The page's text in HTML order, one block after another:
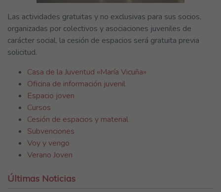
Las actividades gratuitas y no exclusivas para sus socios,
organizadas por colectivos y asociaciones juveniles de
carácter social, la cesión de espacios será gratuita previa
solicitud.
Casa de la Juventud «María Vicuña»
Oficina de información juvenil
Espacio joven
Cursos
Cesión de espacios y material
Subvenciones
Voy y vengo
Verano Joven
Últimas Noticias